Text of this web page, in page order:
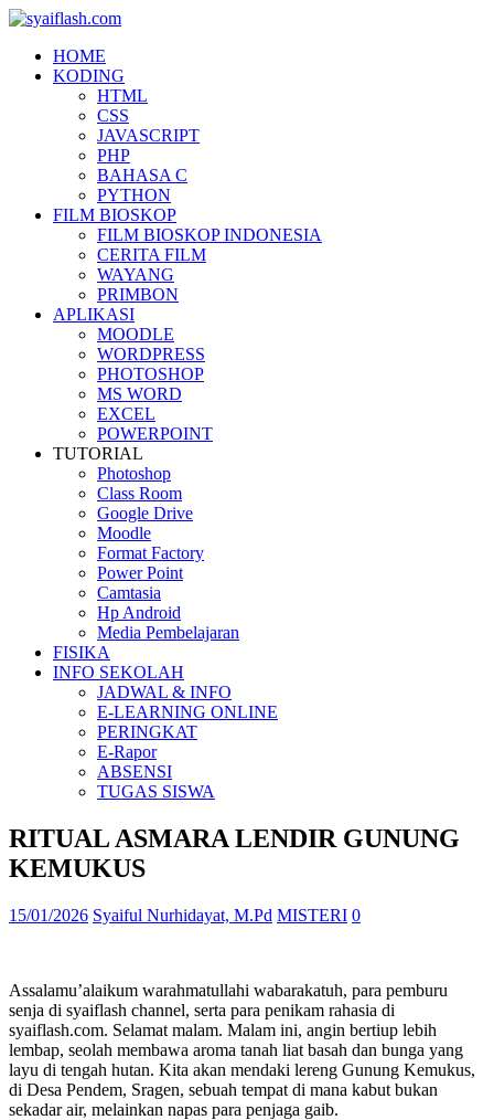
HOME
KODING
HTML
CSS
JAVASCRIPT
PHP
BAHASA C
PYTHON
FILM BIOSKOP
FILM BIOSKOP INDONESIA
CERITA FILM
WAYANG
PRIMBON
APLIKASI
MOODLE
WORDPRESS
PHOTOSHOP
MS WORD
EXCEL
POWERPOINT
TUTORIAL
Photoshop
Class Room
Google Drive
Moodle
Format Factory
Power Point
Camtasia
Hp Android
Media Pembelajaran
FISIKA
INFO SEKOLAH
JADWAL & INFO
E-LEARNING ONLINE
PERINGKAT
E-Rapor
ABSENSI
TUGAS SISWA
RITUAL ASMARA LENDIR GUNUNG
KEMUKUS
15/01/2026 Syaiful Nurhidayat, M.Pd MISTERI 0
Assalamu’alaikum warahmatullahi wabarakatuh, para pemburu
senja di syaiflash channel, serta para penikam rahasia di
syaiflash.com. Selamat malam. Malam ini, angin bertiup lebih
lembap, seolah membawa aroma tanah liat basah dan bunga yang
layu di tengah hutan. Kita akan mendaki lereng Gunung Kemukus,
di Desa Pendem, Sragen, sebuah tempat di mana kabut bukan
sekadar air, melainkan napas para penjaga gaib.